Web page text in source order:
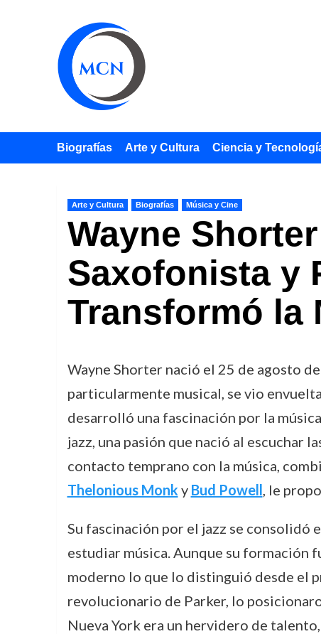
Biografías Arte y Cultura Ciencia y
Arte y Cultura Biografías Música y Cine
Wayne
Saxofonista y
Transformó la
Wayne Shorter nació el 25 de agosto
particularmente musical, se vio
desarrolló una fascinación por la
jazz, una pasión que nació al escuchar
contacto temprano con la música,
Thelonious Monk y Bud Powell, le
Su fascinación por el jazz se consolidó
estudiar música. Aunque su formación
moderno lo que lo distinguió desde el
revolucionario de Parker, lo
Nueva York era un hervidero de